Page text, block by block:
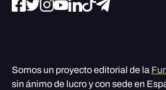
Somos un proyecto editorial de la
sin ánimo de lucro y con sede en